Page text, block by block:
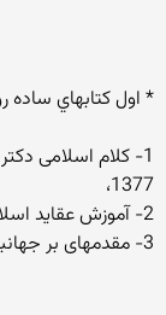
* اول كتابهاي ساده
1377،
2- آموزش عقايد اسلامى استاد مصباح يزدى، سازمان تبليغات اسلامى.
3- مقدمه‏اى بر جهان‏بينى اسلامى، استاد مطهرى، صدرا.